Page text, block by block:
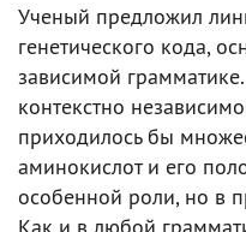
Ученый предложил
генетического кода,
зависимой
контекстно
приходилось бы
аминокислот и его
особенной роли, но в
Как и в любой